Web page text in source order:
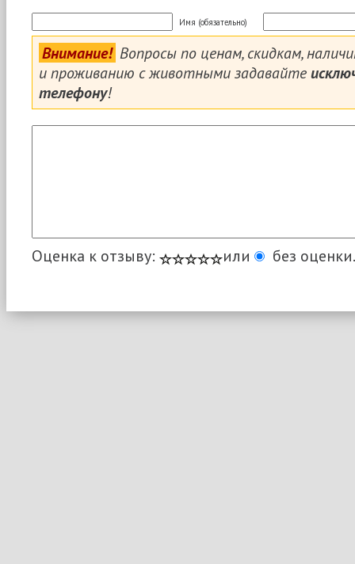
Имя (обязательно)
Внимание! Вопросы по ценам, скидкам,
и проживанию с животными задавайте
телефону!
Оценка к отзыву: или без оценки.